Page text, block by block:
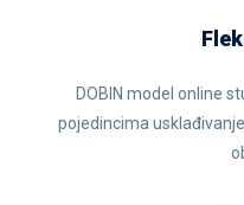
DOBIN model online
pojedincima